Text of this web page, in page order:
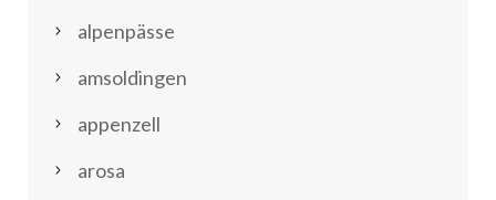
alpenpässe
amsoldingen
appenzell
arosa